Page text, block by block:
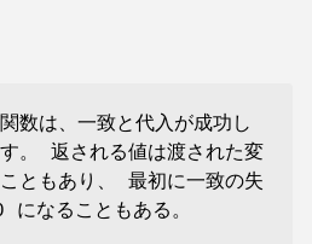
数は、一致と代入が成功し
。 返される値は渡された変
ともあり、 最初に一致の失
なることもある。